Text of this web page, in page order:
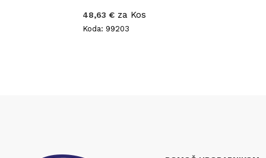
48,63 € za Kos
Koda: 99203